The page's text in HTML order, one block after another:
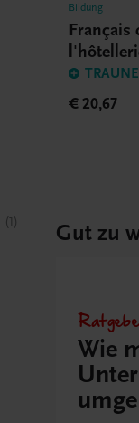
1
Bildung
Français
€ 20,67
Gut zu
Wie